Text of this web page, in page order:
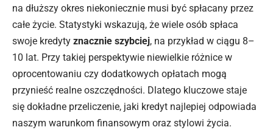
na dłuższy okres niekoniecznie musi być spłacany przez
całe życie. Statystyki wskazują, że wiele osób spłaca
swoje kredyty znacznie szybciej, na przykład w ciągu 8–
10 lat. Przy takiej perspektywie niewielkie różnice w
oprocentowaniu czy dodatkowych opłatach mogą
przynieść realne oszczędności. Dlatego kluczowe staje
się dokładne przeliczenie, jaki kredyt najlepiej odpowiada
naszym warunkom finansowym oraz stylowi życia.